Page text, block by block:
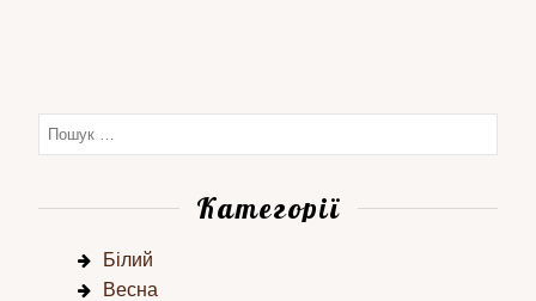
Категорії
Білий
Весна